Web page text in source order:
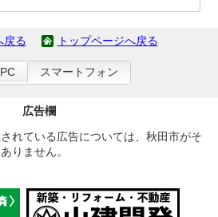
戻る トップページへ戻る
PC スマートフォン
広告欄
れている広告については、秋田市がそ
りません。